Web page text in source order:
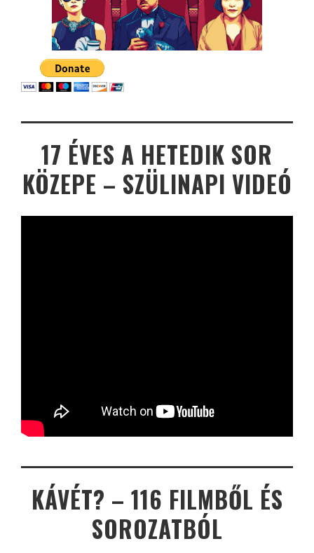
17 ÉVES A HETEDIK SOR
KÖZEPE – SZÜLINAPI VIDEÓ
KÁVÉT? – 116 FILMBŐL ÉS
SOROZATBÓL